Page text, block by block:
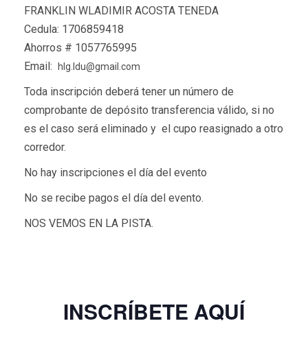
FRANKLIN WLADIMIR ACOSTA TENEDA
Cedula: 1706859418
Ahorros # 1057765995
Email:
hlg.ldu@gmail.com
Toda inscripción deberá tener un número de
comprobante de depósito transferencia válido, si no
es el caso será eliminado y el cupo reasignado a otro
corredor.
No hay inscripciones el día del evento
No se recibe pagos el día del evento.
NOS VEMOS EN LA PISTA.
INSCRÍBETE AQUÍ